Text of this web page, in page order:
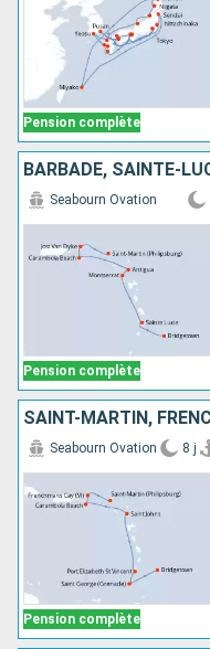
Pension complète
Pension complète
Seabourn Ovation
Pension complète
Seabourn Ovation 8 j